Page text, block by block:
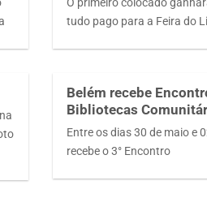
O primeiro colocado
tudo pago para a Feira do
Belém recebe
Bibliotecas
Entre os dias 30 de maio e
recebe o 3° Encontro